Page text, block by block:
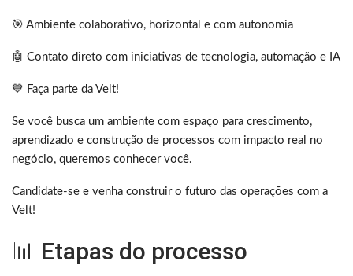
🎯 Ambiente colaborativo, horizontal e com autonomia
🤖 Contato direto com iniciativas de tecnologia, automação e IA
💙 Faça parte da Velt!
Se você busca um ambiente com espaço para crescimento,
aprendizado e construção de processos com impacto real no
negócio, queremos conhecer você.
Candidate-se e venha construir o futuro das operações com a
Velt!
📊 Etapas do processo